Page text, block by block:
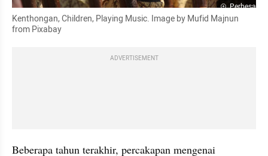
Perbesar
Kenthongan, Children, Playing Music. Image by Mufid Majnun
from Pixabay
ADVERTISEMENT
Beberapa tahun terakhir, percakapan mengenai